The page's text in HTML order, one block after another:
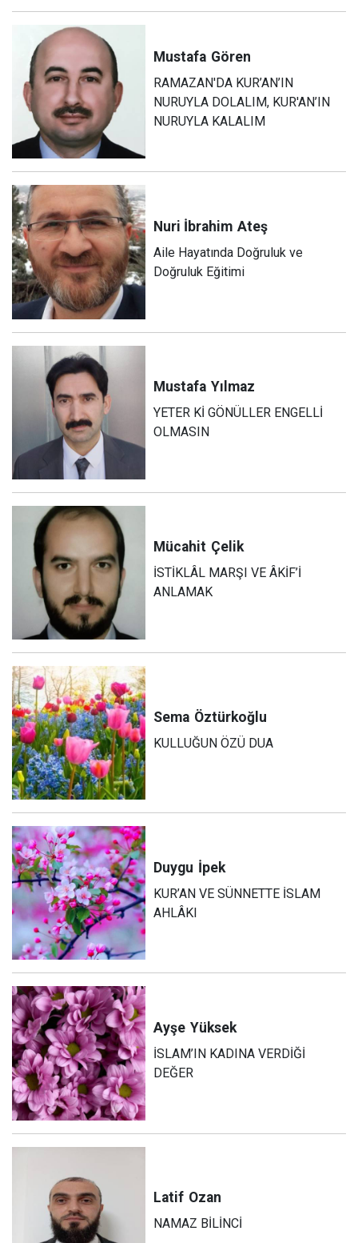
Mustafa Gören
RAMAZAN'DA KUR’AN’IN
NURUYLA DOLALIM, KUR'AN’IN
NURUYLA KALALIM
Nuri İbrahim Ateş
Aile Hayatında Doğruluk ve
Doğruluk Eğitimi
Mustafa Yılmaz
YETER Kİ GÖNÜLLER ENGELLİ
OLMASIN
Mücahit Çelik
İSTİKLÂL MARŞI VE ÂKİF’İ
ANLAMAK
Sema Öztürkoğlu
KULLUĞUN ÖZÜ DUA
Duygu İpek
KUR’AN VE SÜNNETTE İSLAM
AHLÂKI
Ayşe Yüksek
İSLAM’IN KADINA VERDİĞİ
DEĞER
Latif Ozan
NAMAZ BİLİNCİ